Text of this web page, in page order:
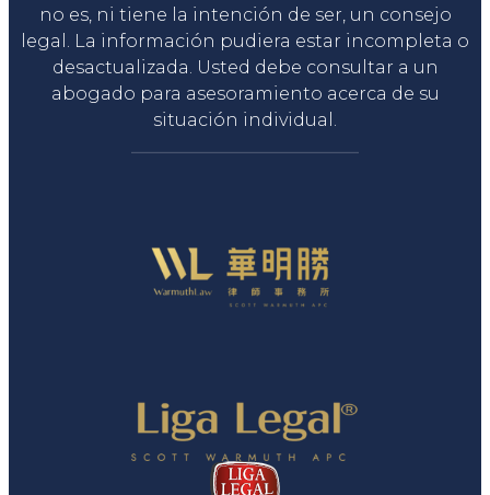
no es, ni tiene la intención de ser, un consejo
legal. La información pudiera estar incompleta o
desactualizada. Usted debe consultar a un
abogado para asesoramiento acerca de su
situación individual.